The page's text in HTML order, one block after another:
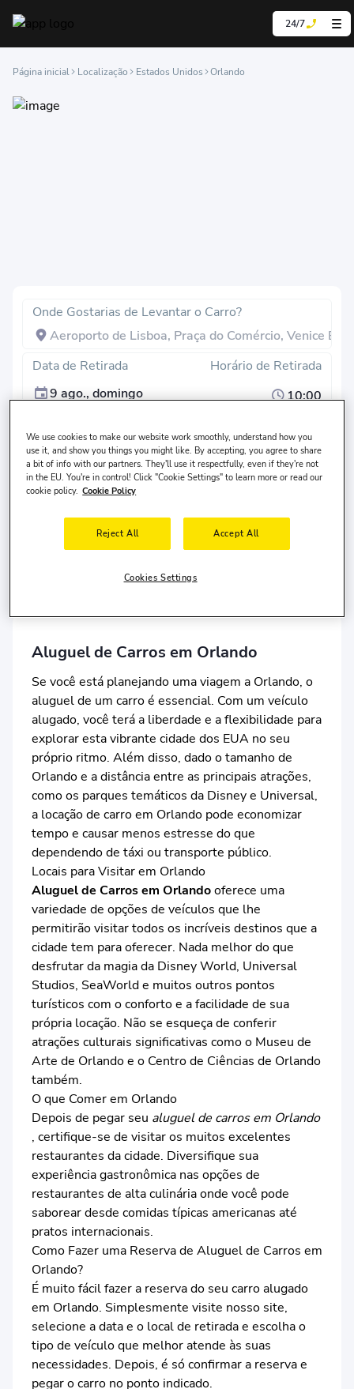
24/7
Página inicial Localização Estados Unidos Orlando
Onde Gostarias de Levantar o Carro?
Data de Retirada
9 ago., domingo
Horário de Retirada
10:00
12 ago., quarta
10:00
Pesquisar
Local de devolução diferente?
O motorista mora no Estados Unidos e tem 30-65
Aluguel de Carros em Orlando
Se você está planejando uma viagem a Orlando, o
aluguel de um carro é essencial. Com um veículo
alugado, você terá a liberdade e a flexibilidade para
explorar esta vibrante cidade dos EUA no seu
próprio ritmo. Além disso, dado o tamanho de
Orlando e a distância entre as principais atrações,
como os parques temáticos da Disney e Universal,
a locação de carro em Orlando pode economizar
tempo e causar menos estresse do que
dependendo de táxi ou transporte público.
Locais para Visitar em Orlando
Aluguel de Carros em Orlandooferece uma
variedade de opções de veículos que lhe
permitirão visitar todos os incríveis destinos que a
cidade tem para oferecer. Nada melhor do que
desfrutar da magia da Disney World, Universal
Studios, SeaWorld e muitos outros pontos
turísticos com o conforto e a facilidade de sua
própria locação. Não se esqueça de conferir
atrações culturais significativas como o Museu de
Arte de Orlando e o Centro de Ciências de Orlando
também.
O que Comer em Orlando
Depois de pegar seu aluguel de carros em Orlando
, certifique-se de visitar os muitos excelentes
restaurantes da cidade. Diversifique sua
experiência gastronômica nas opções de
restaurantes de alta culinária onde você pode
saborear desde comidas típicas americanas até
pratos internacionais.
Como Fazer uma Reserva de Aluguel de Carros em
Orlando?
É muito fácil fazer a reserva do seu carro alugado
em Orlando. Simplesmente visite nosso site,
selecione a data e o local de retirada e escolha o
tipo de veículo que melhor atende às suas
necessidades. Depois, é só confirmar a reserva e
pegar o carro no ponto indicado.
We use cookies to make our website work smoothly, understand how you
use it, and show you things you might like. By accepting, you agree to share
a bit of info with our partners. They'll use it respectfully, even if they're not
in the EU. You're in control! Click "Cookie Settings" to learn more or read our
cookie policy. Cookie Policy
Reject All Accept All
Cookies Settings